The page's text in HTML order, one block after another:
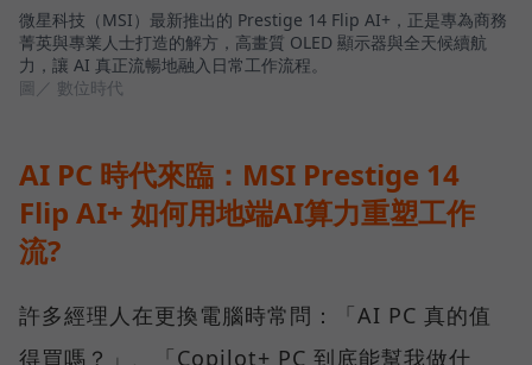
微星科技（MSI）最新推出的 Prestige 14 Flip AI+，正是專為商務
菁英與專業人士打造的解方，高畫質 OLED 顯示器與全天候續航
力，讓 AI 真正流暢地融入日常工作流程。
圖／ 數位時代
AI PC 時代來臨：MSI Prestige 14
Flip AI+ 如何用地端AI算力重塑工作
流?
許多經理人在更換電腦時常問：「AI PC 真的值
得買嗎？」、「Copilot+ PC 到底能幫我做什